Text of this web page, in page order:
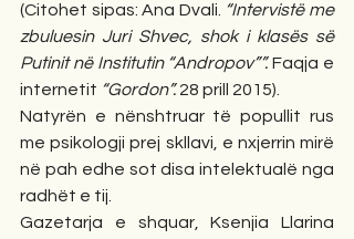
(Citohet sipas: Ana Dvali. “Intervistë me
zbuluesin Juri Shvec, shok i klasës së
Putinit në Institutin “Andropov””. Faqja e
internetit “Gordon”. 28 prill 2015).
Natyrën e nënshtruar të popullit rus
me psikologji prej skllavi, e nxjerrin mirë
në pah edhe sot disa intelektualë nga
radhët e tij.
Gazetarja e shquar, Ksenjia Llarina